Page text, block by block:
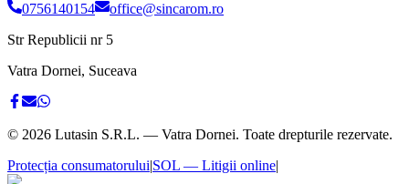
0756140154
office@sincarom.ro
Str Republicii nr 5
Vatra Dornei, Suceava
© 2026 Lutasin S.R.L. — Vatra Dornei. Toate drepturile rezervate.
Protecția consumatorului|SOL — Litigii online|